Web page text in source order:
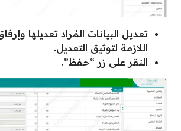
تعديل البيانات المُراد تعديلها
اللازمة لتوثيق التعديل.
النقر على زر “حفظ”.